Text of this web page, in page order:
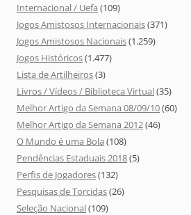
Internacional / Uefa (109)
Jogos Amistosos Internacionais(371)
Jogos Amistosos Nacionais(1.259)
Jogos Históricos(1.477)
Lista de Artilheiros(3)
Livros / Vídeos / Biblioteca Virtual(35)
Melhor Artigo da Semana 08/09/10(60)
Melhor Artigo da Semana 2012(46)
O Mundo é uma Bola (108)
Pendências Estaduais 2018(5)
Perfis de Jogadores(132)
Pesquisas de Torcidas(26)
Seleção Nacional(109)